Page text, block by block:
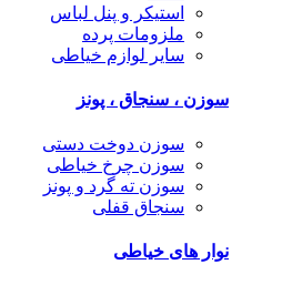
استیکر و پنل لباس
ملزومات پرده
سایر لوازم خیاطی
سوزن ، سنجاق ، پونز
سوزن دوخت دستی
سوزن چرخ خیاطی
سوزن ته گرد و پونز
سنجاق قفلی
نوار های خیاطی